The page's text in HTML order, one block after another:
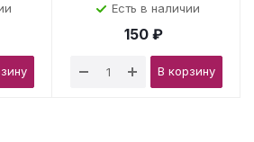
Есть в наличии
150 ₽
В корзину